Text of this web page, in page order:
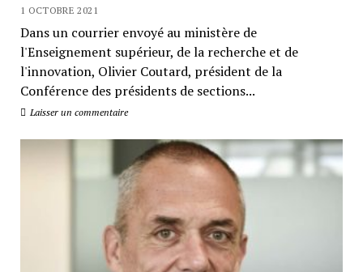
1 OCTOBRE 2021
Dans un courrier envoyé au ministère de
l'Enseignement supérieur, de la recherche et de
l'innovation, Olivier Coutard, président de la
Conférence des présidents de sections...
Laisser un commentaire